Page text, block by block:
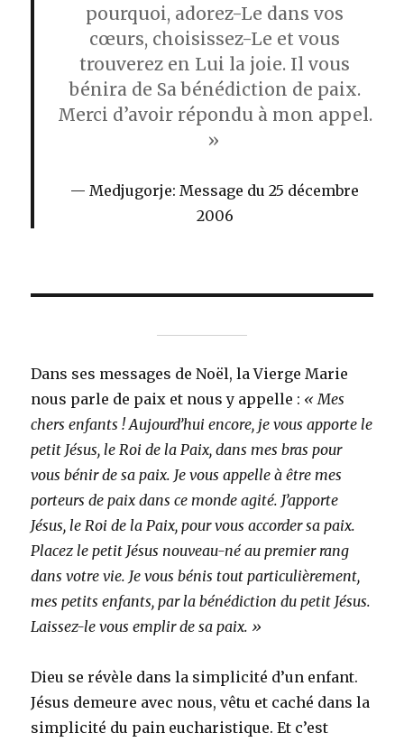
pourquoi, adorez-Le dans vos
cœurs, choisissez-Le et vous
trouverez en Lui la joie. Il vous
bénira de Sa bénédiction de paix.
Merci d’avoir répondu à mon appel.
»
Medjugorje: Message du 25 décembre
2006
Dans ses messages de Noël, la Vierge Marie
nous parle de paix et nous y appelle : « Mes
chers enfants ! Aujourd’hui encore, je vous apporte le
petit Jésus, le Roi de la Paix, dans mes bras pour
vous bénir de sa paix. Je vous appelle à être mes
porteurs de paix dans ce monde agité. J’apporte
Jésus, le Roi de la Paix, pour vous accorder sa paix.
Placez le petit Jésus nouveau-né au premier rang
dans votre vie. Je vous bénis tout particulièrement,
mes petits enfants, par la bénédiction du petit Jésus.
Laissez-le vous emplir de sa paix. »
Dieu se révèle dans la simplicité d’un enfant.
Jésus demeure avec nous, vêtu et caché dans la
simplicité du pain eucharistique. Et c’est